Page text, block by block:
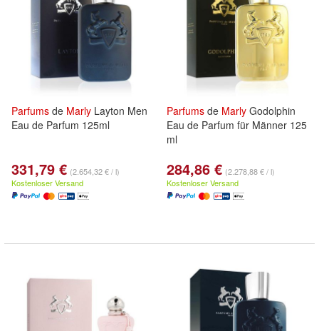
Parfums de Marly Layton Men
Eau de Parfum 125ml
331,79 € (2.654,32 € / l)
Kostenloser Versand
Parfums de Marly Godolphin
Eau de Parfum für Männer 125
ml
284,86 € (2.278,88 € / l)
Kostenloser Versand